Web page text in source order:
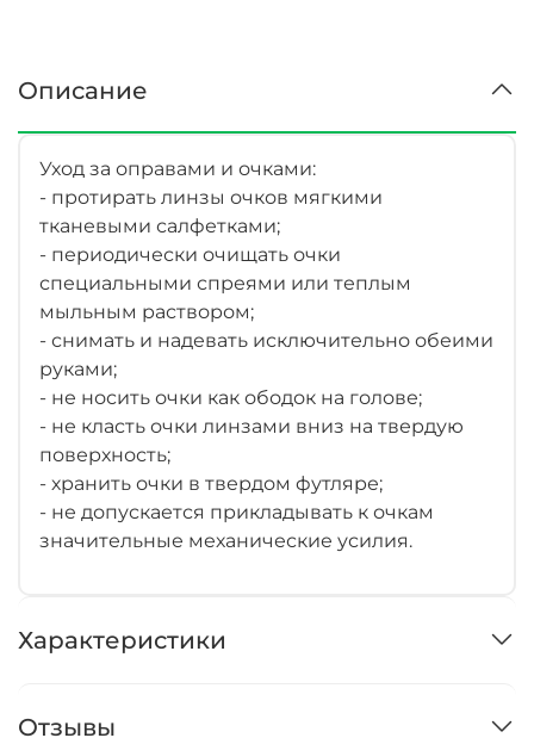
Описание
Уход за оправами и очками:
- протирать линзы очков мягкими
тканевыми салфетками;
- периодически очищать очки
специальными спреями или теплым
мыльным раствором;
- снимать и надевать исключительно обеими
руками;
- не носить очки как ободок на голове;
- не класть очки линзами вниз на твердую
поверхность;
- хранить очки в твердом футляре;
- не допускается прикладывать к очкам
значительные механические усилия.
Характеристики
Отзывы